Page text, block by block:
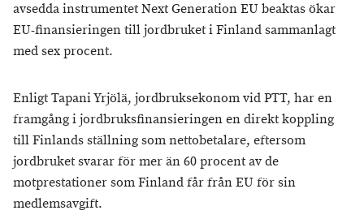
avsedda instrumentet Next Generation EU beaktas ökar
EU-finansieringen till jordbruket i Finland sammanlagt
med sex procent.
Enligt Tapani Yrjölä, jordbruksekonom vid PTT, har en
framgång i jordbruksfinansieringen en direkt koppling
till Finlands ställning som nettobetalare, eftersom
jordbruket svarar för mer än 60 procent av de
motprestationer som Finland får från EU för sin
medlemsavgift.